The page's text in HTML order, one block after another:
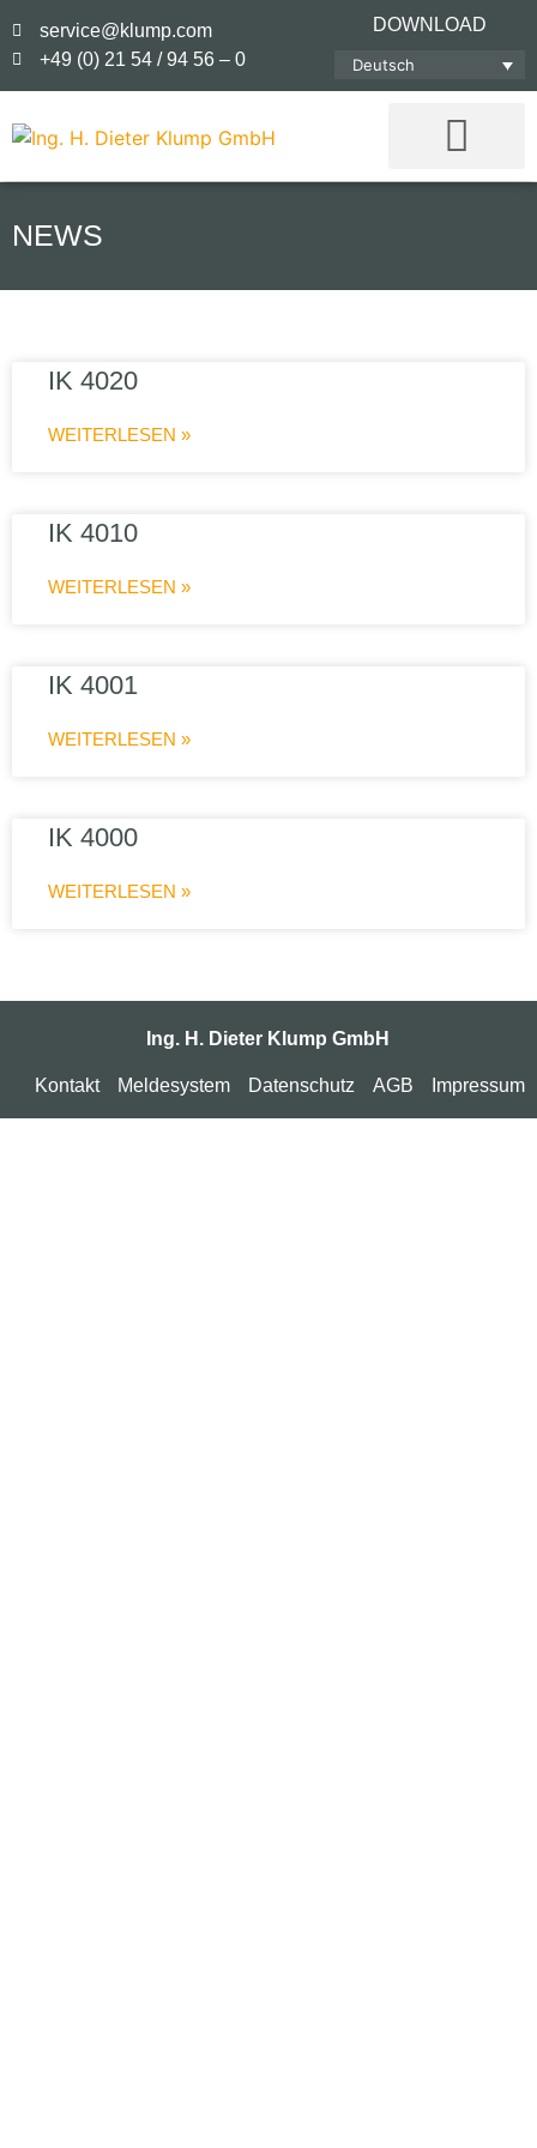
service@klump.com
+49 (0) 21 54 / 94 56 – 0
DOWNLOAD
Deutsch
NEWS
IK 4020
WEITERLESEN »
IK 4010
WEITERLESEN »
IK 4001
WEITERLESEN »
IK 4000
WEITERLESEN »
Ing. H. Dieter Klump GmbH
Kontakt Meldesystem Datenschutz AGB Impressum